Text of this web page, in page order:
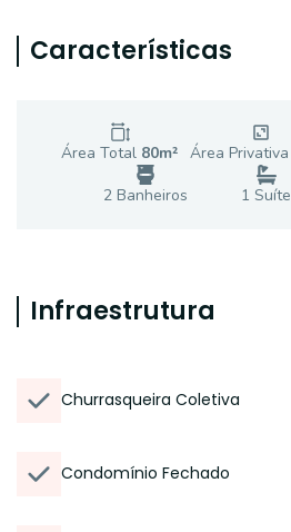
Características
Área Total 80m² Área Privativa
2 Banheiros 1 Suíte
Infraestrutura
Churrasqueira Coletiva
Condomínio Fechado